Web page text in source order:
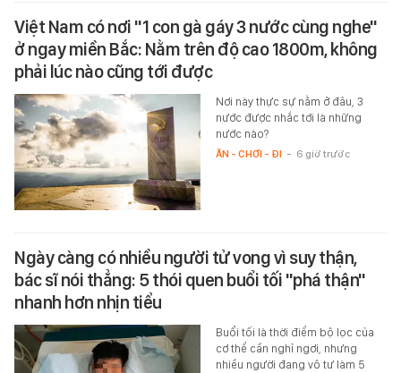
Việt Nam có nơi "1 con gà gáy 3 nước cùng nghe"
ở ngay miền Bắc: Nằm trên độ cao 1800m, không
phải lúc nào cũng tới được
Nơi này thực sự nằm ở đâu, 3
nước được nhắc tới là những
nước nào?
ĂN - CHƠI - ĐI - 6 giờ trước
Ngày càng có nhiều người tử vong vì suy thận,
bác sĩ nói thẳng: 5 thói quen buổi tối "phá thận"
nhanh hơn nhịn tiểu
Buổi tối là thời điểm bộ lọc của
cơ thể cần nghỉ ngơi, nhưng
nhiều người đang vô tư làm 5